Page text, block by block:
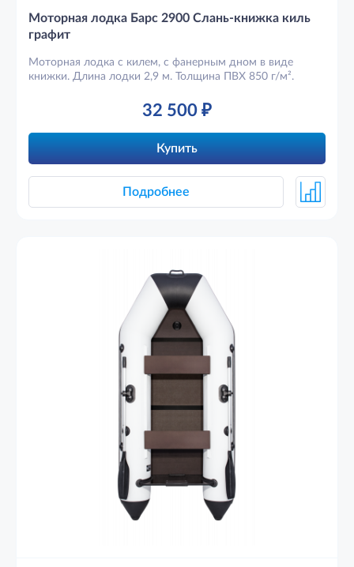
Моторная лодка Барс 2900 Слань-книжка киль
графит
Моторная лодка с килем, с фанерным дном в виде
книжки. Длина лодки 2,9 м. Толщина ПВХ 850 г/м².
32 500 ₽
Купить
Подробнее